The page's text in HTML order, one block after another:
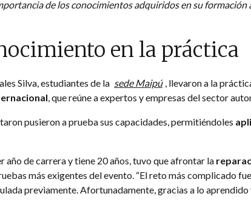
de los conocimientos adquiridos en su formación
en la práctica
Silva, estudiantes de la sede Maipú , llevaron a la
, que reúne a expertos y empresas del sector
pusieron a prueba sus capacidades, permitiéndoles
año de carrera y tiene 20 años, tuvo que afrontar la
más exigentes del evento. “El reto más complicado
previamente. Afortunadamente, gracias a lo